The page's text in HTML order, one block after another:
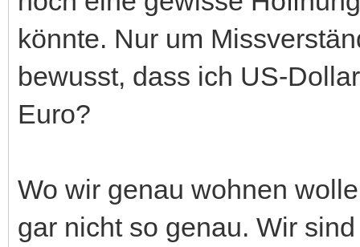
könnte. Nur um
bewusst, dass ich US-
Euro?
Wo wir genau wohnen
gar nicht so genau. Wir